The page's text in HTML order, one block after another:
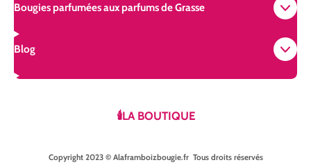
Bougies parfumées aux parfums de Grasse
Blog
🕯️LA BOUTIQUE
Copyright 2023 © Alaframboizbougie.fr Tous droits réservés